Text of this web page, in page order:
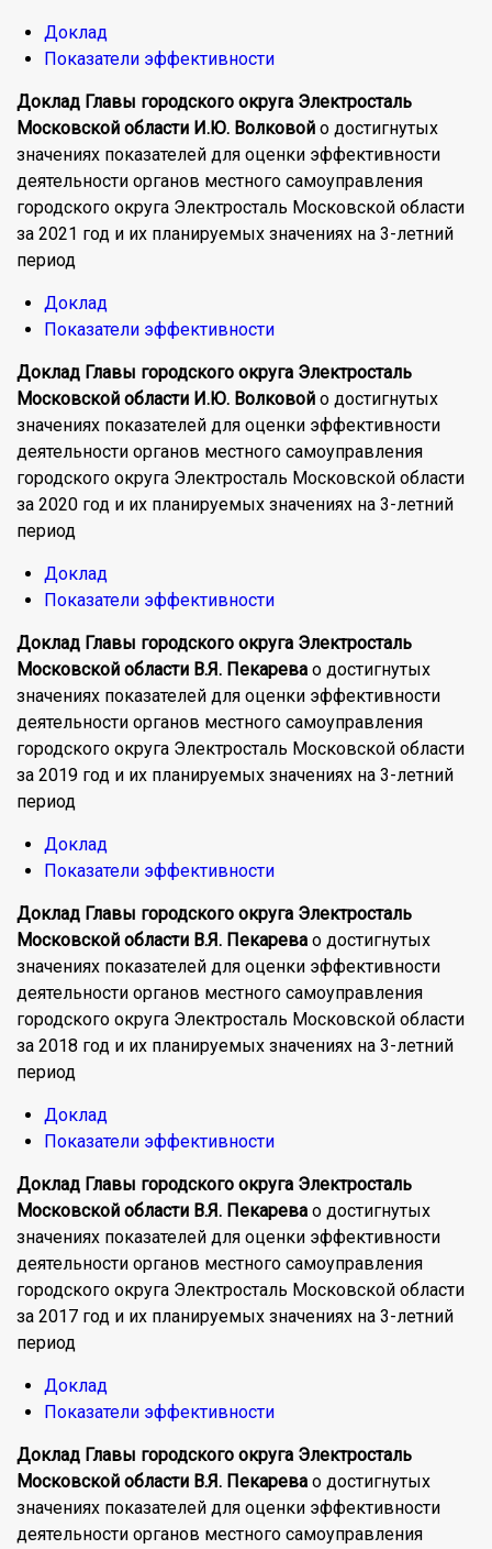
Доклад
Показатели эффективности
Доклад Главы городского округа Электросталь
Московской области И.Ю. Волковой о достигнутых
значениях показателей для оценки эффективности
деятельности органов местного самоуправления
городского округа Электросталь Московской области
за 2021 год и их планируемых значениях на 3-летний
период
Доклад
Показатели эффективности
Доклад Главы городского округа Электросталь
Московской области И.Ю. Волковой о достигнутых
значениях показателей для оценки эффективности
деятельности органов местного самоуправления
городского округа Электросталь Московской области
за 2020 год и их планируемых значениях на 3-летний
период
Доклад
Показатели эффективности
Доклад Главы городского округа Электросталь
Московской области В.Я. Пекарева о достигнутых
значениях показателей для оценки эффективности
деятельности органов местного самоуправления
городского округа Электросталь Московской области
за 2019 год и их планируемых значениях на 3-летний
период
Доклад
Показатели эффективности
Доклад Главы городского округа Электросталь
Московской области В.Я. Пекарева о достигнутых
значениях показателей для оценки эффективности
деятельности органов местного самоуправления
городского округа Электросталь Московской области
за 2018 год и их планируемых значениях на 3-летний
период
Доклад
Показатели эффективности
Доклад Главы городского округа Электросталь
Московской области В.Я. Пекарева о достигнутых
значениях показателей для оценки эффективности
деятельности органов местного самоуправления
городского округа Электросталь Московской области
за 2017 год и их планируемых значениях на 3-летний
период
Доклад
Показатели эффективности
Доклад Главы городского округа Электросталь
Московской области В.Я. Пекарева о достигнутых
значениях показателей для оценки эффективности
деятельности органов местного самоуправления